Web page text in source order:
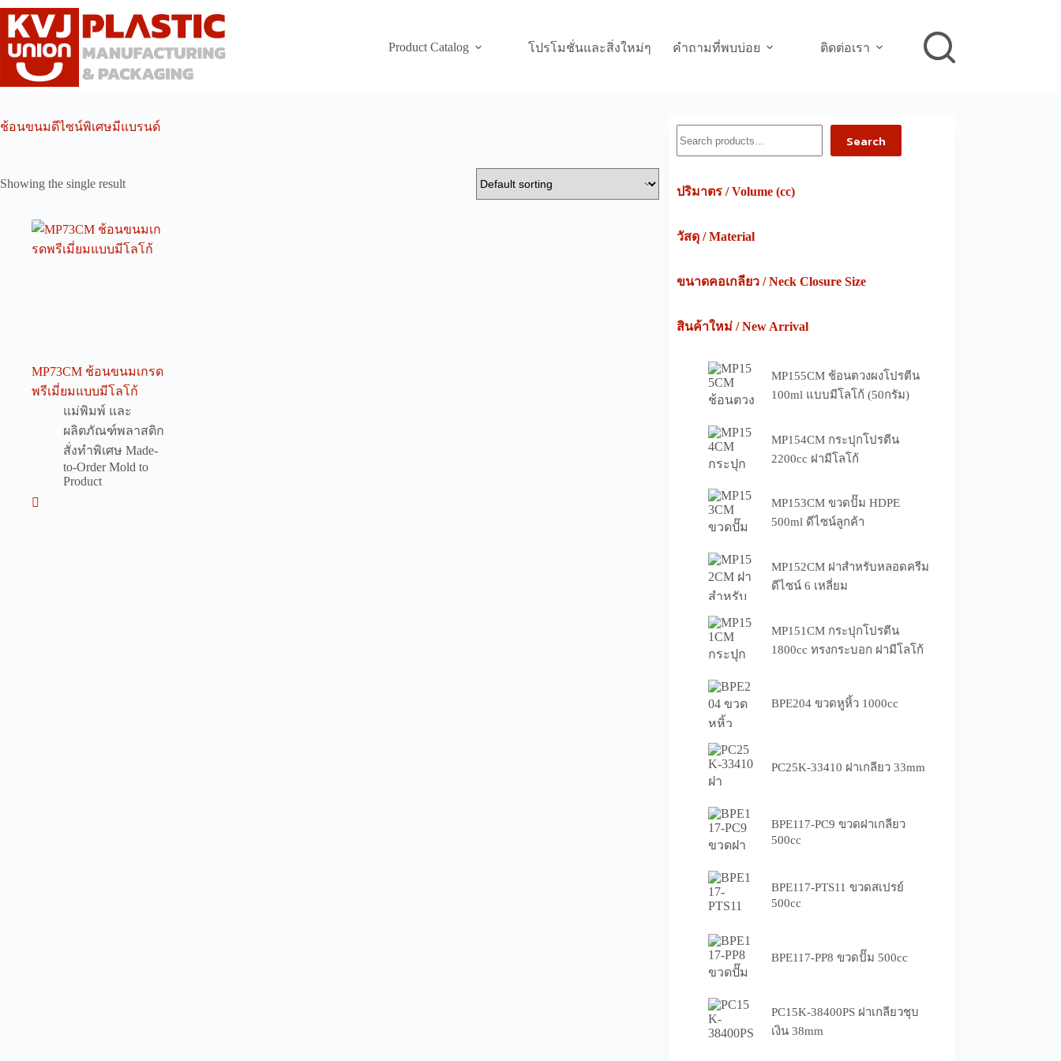
Skip
content
Product Catalog
โปรโมชั่นและสิ่งใหม่ๆ คำถามที่พบบ่อย ติดต่อเรา
ช้อนขนมดีไซน์พิเศษมีแบรนด์
Showing the single result
MP73CM ช้อนขนมเกรด
พรีเมี่ยมแบบมีโลโก้
แม่พิมพ์ และ
ผลิตภัณฑ์พลาสติก
สั่งทำพิเศษ Made-
to-Order Mold to
Product
Search
ปริมาตร / Volume (cc)
วัสดุ / Material
ขนาดคอเกลียว / Neck Closure Size
สินค้าใหม่ / New Arrival
MP155CM ช้อนตวงผงโปรตีน
100ml แบบมีโลโก้ (50กรัม)
MP154CM กระปุกโปรตีน
2200cc ฝามีโลโก้
MP153CM ขวดปั๊ม HDPE
500ml ดีไซน์ลูกค้า
MP152CM ฝาสำหรับหลอดครีม
ดีไซน์ 6 เหลี่ยม
MP151CM กระปุกโปรตีน
1800cc ทรงกระบอก ฝามีโลโก้
BPE204 ขวดหูหิ้ว 1000cc
PC25K-33410 ฝาเกลียว 33mm
BPE117-PC9 ขวดฝาเกลียว
500cc
BPE117-PTS11 ขวดสเปรย์
500cc
BPE117-PP8 ขวดปั๊ม 500cc
PC15K-38400PS ฝาเกลียวชุบ
เงิน 38mm